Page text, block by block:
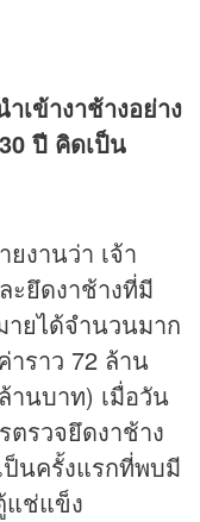
เข้างาช้างอย่าง
30 ปี คิดเป็น
งานว่า เจ้า
ะยึดงาช้างที่มี
ายได้จำนวนมาก
ราว 72 ล้าน
านบาท) เมื่อวัน
รวจยึดงาช้าง
นครั้งแรกที่พบมี
แช่แข็ง